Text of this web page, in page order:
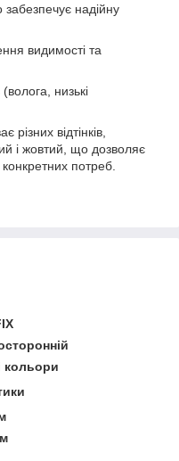
забезпечує надійну
видимості та
(волога, низькі
відтінків,
і жовтий, що дозволяє
потреб.
кольори